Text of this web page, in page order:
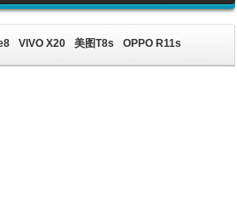
VIVO X20 美图T8s OPPO R11s